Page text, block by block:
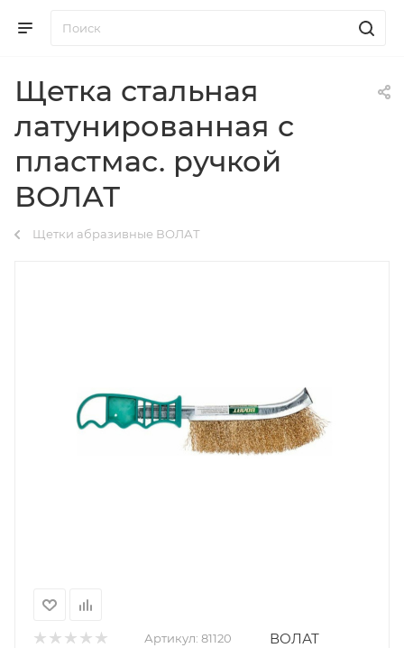
Щетка стальная
латунированная с
пластмас. ручкой
ВОЛАТ
Щетки абразивные ВОЛАТ
Артикул: 81120 ВОЛАТ